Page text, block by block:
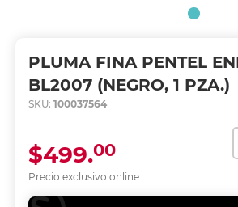
PLUMA FINA PENTEL
BL2007 (NEGRO, 1 PZA.)
SKU: 100037564
Precio exclusivo online
$499.00